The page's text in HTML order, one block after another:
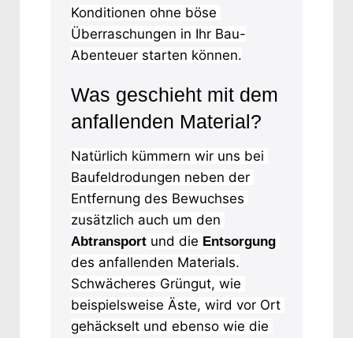
Konditionen ohne böse
Überraschungen in Ihr Bau-
Abenteuer starten können.
Was geschieht mit dem
anfallenden Material?
Natürlich kümmern wir uns bei
Baufeldrodungen neben der
Entfernung des Bewuchses
Abtransport und die Entsorgung
des anfallenden Materials.
Schwächeres Grüngut, wie
beispielsweise Äste, wird vor Ort
gehäckselt und ebenso wie die